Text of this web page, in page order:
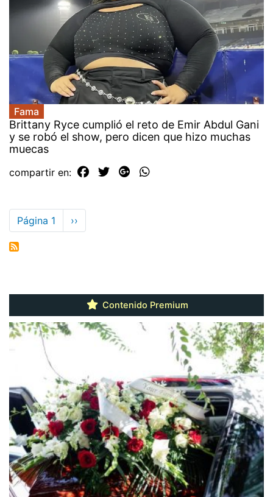
Fama
Brittany Ryce cumplió el reto de Emir Abdul Gani
y se robó el show, pero dicen que hizo muchas
muecas
compartir en:
Paginación
Página 1
Siguiente
página
››
Contenido Premium